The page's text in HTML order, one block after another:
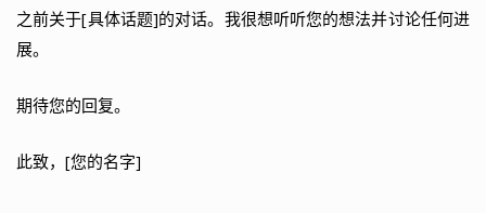
之前关于[具体话题]的对话。我很想听听您的想法并讨论任何进
展。
期待您的回复。
此致，[您的名字]